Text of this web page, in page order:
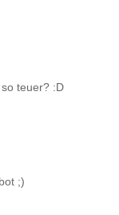
teuer? :D
;)